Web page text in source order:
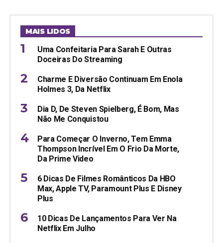
MAIS LIDOS
Uma Confeitaria Para Sarah E Outras
Doceiras Do Streaming
Charme E Diversão Continuam Em Enola
Holmes 3, Da Netflix
Dia D, De Steven Spielberg, É Bom, Mas
Não Me Conquistou
Para Começar O Inverno, Tem Emma
Thompson Incrível Em O Frio Da Morte,
Da Prime Video
6 Dicas De Filmes Românticos Da HBO
Max, Apple TV, Paramount Plus E Disney
Plus
10 Dicas De Lançamentos Para Ver Na
Netflix Em Julho